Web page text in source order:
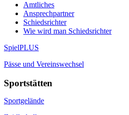
Amtliches
Ansprechpartner
Schiedsrichter
Wie wird man Schiedsrichter
SpielPLUS
Pässe und Vereinswechsel
Sportstätten
Sportgelände